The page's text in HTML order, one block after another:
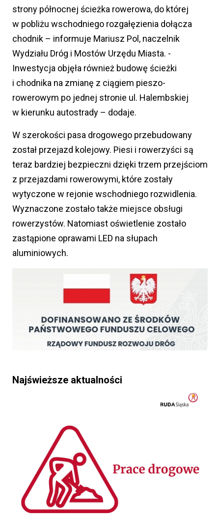
strony północnej ścieżka rowerowa, do której
w pobliżu wschodniego rozgałęzienia dołącza
chodnik – informuje Mariusz Pol, naczelnik
Wydziału Dróg i Mostów Urzędu Miasta. -
Inwestycja objęła również budowę ścieżki
i chodnika na zmianę z ciągiem pieszo-
rowerowym po jednej stronie ul. Halembskiej
w kierunku autostrady – dodaje.
W szerokości pasa drogowego przebudowany
został przejazd kolejowy. Piesi i rowerzyści są
teraz bardziej bezpieczni dzięki trzem przejściom
z przejazdami rowerowymi, które zostały
wytyczone w rejonie wschodniego rozwidlenia.
Wyznaczone zostało także miejsce obsługi
rowerzystów. Natomiast oświetlenie zostało
zastąpione oprawami LED na słupach
aluminiowych.
Najświeższe aktualności